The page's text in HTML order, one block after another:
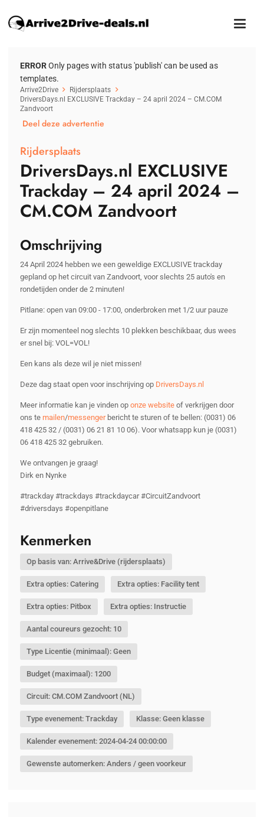
ERROROnly pages with status 'publish' can be used as
templates.
Arrive2Drive
Rijdersplaats
DriversDays.nl EXCLUSIVE Trackday – 24 april 2024 – CM.COM
Zandvoort
Deel deze advertentie
Rijdersplaats
DriversDays.nl EXCLUSIVE
Trackday – 24 april 2024 –
CM.COM Zandvoort
Omschrijving
24 April 2024 hebben we een geweldige EXCLUSIVE trackday
gepland op het circuit van Zandvoort, voor slechts 25 auto's en
rondetijden onder de 2 minuten!
Pitlane: open van 09:00 - 17:00, onderbroken met 1/2 uur pauze
Er zijn momenteel nog slechts 10 plekken beschikbaar, dus wees
er snel bij: VOL=VOL!
Een kans als deze wil je niet missen!
Deze dag staat open voor inschrijving op DriversDays.nl
Meer informatie kan je vinden op onze website of verkrijgen door
ons te mailen/messengerbericht te sturen of te bellen: (0031) 06
418 425 32 / (0031) 06 21 81 10 06). Voor whatsapp kun je (0031)
06 418 425 32 gebruiken.
We ontvangen je graag!
Dirk en Nynke
#trackday #trackdays #trackdaycar #CircuitZandvoort
#driversdays #openpitlane
Kenmerken
Op basis van: Arrive&Drive (rijdersplaats)
Extra opties: Catering Extra opties: Facility tent
Extra opties: Pitbox Extra opties: Instructie
Aantal coureurs gezocht: 10
Type Licentie (minimaal): Geen
Budget (maximaal): 1200
Circuit: CM.COM Zandvoort (NL)
Type evenement: Trackday Klasse: Geen klasse
Kalender evenement: 2024-04-24 00:00:00
Gewenste automerken: Anders / geen voorkeur